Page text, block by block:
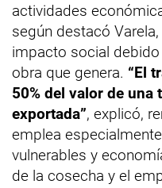
actividades
según destacó
impacto social
obra que genera. “El
50% del valor de una
exportada”, explicó,
emplea
vulnerables y
de la cosecha y el